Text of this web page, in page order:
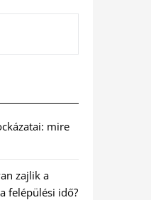
mire
zajlik a
felépülési idő?